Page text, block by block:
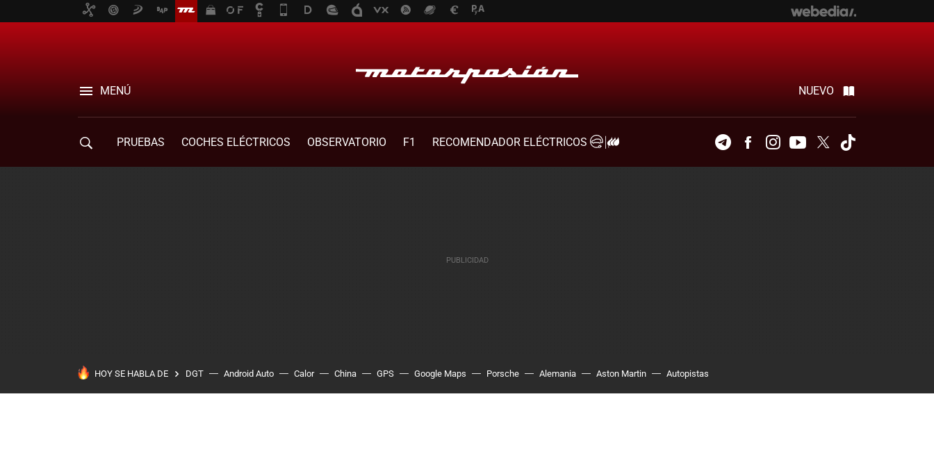
MENÚ NUEVO
PRUEBAS COCHES ELÉCTRICOS OBSERVATORIO F1
RECOMENDADOR ELÉCTRICOS
TelegramFacebookInstagramYoutubeTwitter
HOY SE HABLA DE DGT Android Auto Calor China GPS Google Maps Porsche Alemania Aston Martin Autopistas